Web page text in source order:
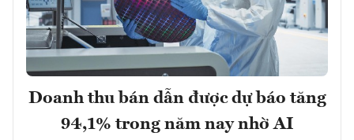
Doanh thu bán dẫn được dự báo tăng
94,1% trong năm nay nhờ AI